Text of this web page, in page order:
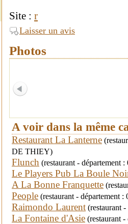
Site : r
Laisser un avis
Photos
A voir dans la même
Restaurant La Lanterne
DE THIEY)
Flunch (restaurant - département
Le Players Pub La Boule
A La Bonne Franquette
People (restaurant - département
Raimondo Laurent (restaurant
La Fontaine d'Asie (restaurant